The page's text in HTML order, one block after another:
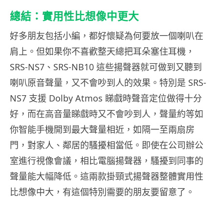
總結：實用性比想像中更大
好多朋友包括小編，都好懷疑為何要放一個喇叭在
肩上。但如果你不喜歡整天總把耳朵塞住耳機，
SRS-NS7、SRS-NB10 這些揚聲器就可做到又聽到
喇叭原音聲量，又不會吵到人的效果。特別是 SRS-
NS7 支援 Dolby Atmos 睇戲時聲音定位做得十分
好，而在高音量睇戲時又不會吵到人，聲量約等如
你智能手機開到最大聲量相近，如隔一至兩扇房
門，對家人、鄰居的騷擾相當低。即使在公司辦公
室進行視像會議，相比電腦揚聲器，騷擾到同事的
聲量能大幅降低。這兩款掛頸式揚聲器整體實用性
比想像中大，有這個特別需要的朋友要留意了。